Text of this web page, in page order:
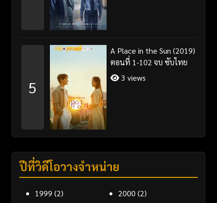
5
A Place in the Sun (2019)
ตอนที่ 1-102 จบ ซับไทย
3 views
ปีที่วิดีโอวางจำหน่าย
1999 (2) 2000 (2)